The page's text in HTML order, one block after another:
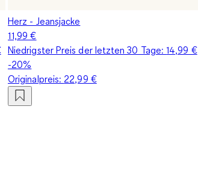
Herz - Jeansjacke
11,99 €
Niedrigster Preis der letzten 30 Tage:14,99 €
-20%
Originalpreis: 22,99 €